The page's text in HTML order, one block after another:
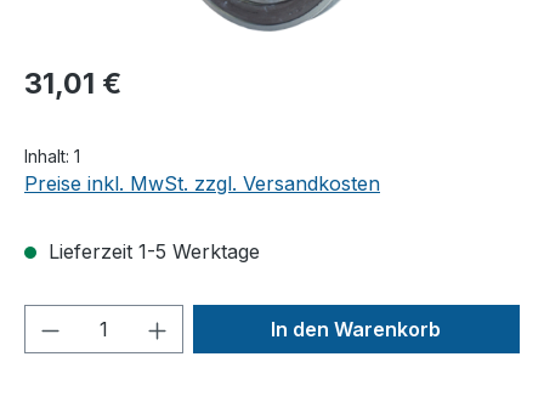
31,01 €
Inhalt: 1
Preise inkl. MwSt. zzgl. Versandkosten
Lieferzeit 1-5 Werktage
Produkt Anzahl: Gib denIn den Warenkorb